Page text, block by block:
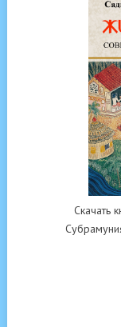
Скачать